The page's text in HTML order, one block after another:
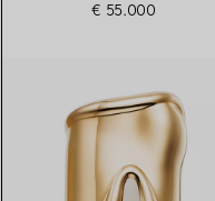
€ 55.000